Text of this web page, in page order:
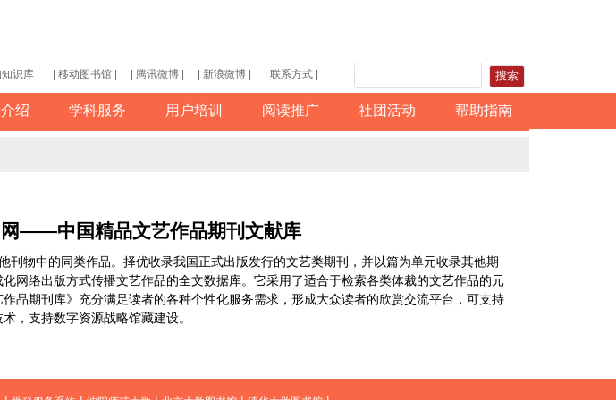
知识库 | | 移动图书馆 | | 腾讯微博 | | 新浪微博 | | 联系方式 |
绍 学科服务 用户培训 阅读推广 社团活动 帮助指南
——中国精品文艺作品期刊文献库
刊物中的同类作品。择优收录我国正式出版发行的文艺类期刊，并以篇为单元收录其他期
网络出版方式传播文艺作品的全文数据库。它采用了适合于检索各类体裁的文艺作品的元
品期刊库》充分满足读者的各种个性化服务需求，形成大众读者的欣赏交流平台，可支持
，支持数字资源战略馆藏建设。